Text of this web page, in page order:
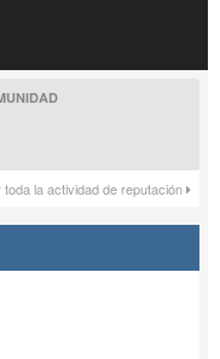
toda la actividad de reputación